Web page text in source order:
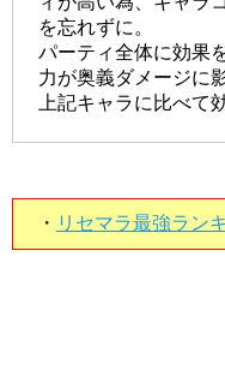
を忘れずに。
パーティ全体に効果
力が奥義ダメージに
上記キャラに比べて
・ リセマラ最強ラン